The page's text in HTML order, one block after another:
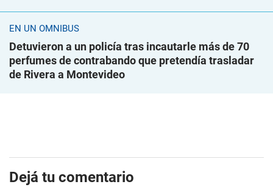
EN UN ÓMNIBUS
Detuvieron a un policía tras incautarle más de 70
perfumes de contrabando que pretendía trasladar
de Rivera a Montevideo
Dejá tu comentario